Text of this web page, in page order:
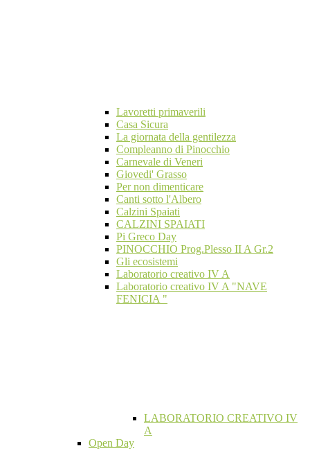
Lavoretti primaverili
Casa Sicura
La giornata della gentilezza
Compleanno di Pinocchio
Carnevale di Veneri
Giovedi' Grasso
Per non dimenticare
Canti sotto l'Albero
Calzini Spaiati
CALZINI SPAIATI
Pi Greco Day
PINOCCHIO Prog.Plesso II A Gr.2
Gli ecosistemi
Laboratorio creativo IV A
Laboratorio creativo IV A "NAVE
FENICIA "
LABORATORIO CREATIVO IV
A
Open Day